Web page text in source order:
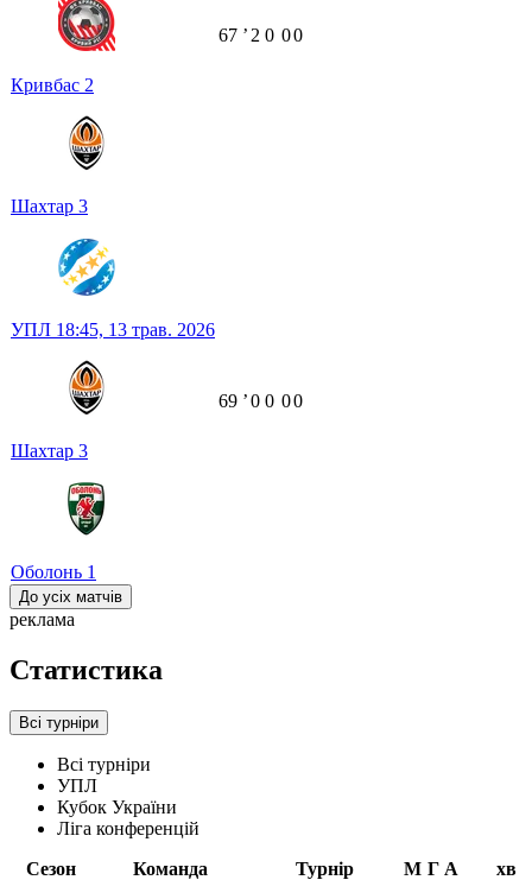
Кривбас 2
Шахтар 3
67 ʼ 2 0 00
УПЛ 18:45, 13 трав. 2026
Шахтар 3
Оболонь 1
69 ʼ0 0 00
До усіх матчів
реклама
Статистика
Всі турніри
Всі турніри
УПЛ
Кубок України
Ліга конференцій
Сезон
Команда Турнір М Г А хв